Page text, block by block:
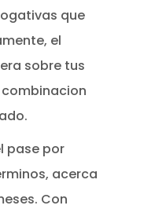
que
el
sobre tus
pase por
acerca
Con